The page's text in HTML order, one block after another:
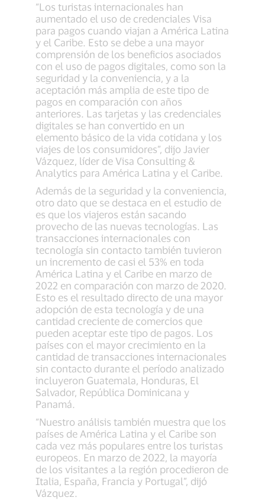
“Los turistas internacionales han
aumentado el uso de credenciales Visa
para pagos cuando viajan a América Latina
y el Caribe. Esto se debe a una mayor
comprensión de los beneficios asociados
con el uso de pagos digitales, como son la
seguridad y la conveniencia, y a la
aceptación más amplia de este tipo de
pagos en comparación con años
anteriores. Las tarjetas y las credenciales
digitales se han convertido en un
elemento básico de la vida cotidana y los
viajes de los consumidores”, dijo Javier
Vázquez, líder de Visa Consulting &
Analytics para América Latina y el Caribe.
Además de la seguridad y la conveniencia,
otro dato que se destaca en el estudio de
es que los viajeros están sacando
provecho de las nuevas tecnologías. Las
transacciones internacionales con
tecnología sin contacto también tuvieron
un incremento de casi el 53% en toda
América Latina y el Caribe en marzo de
2022 en comparación con marzo de 2020.
Esto es el resultado directo de una mayor
adopción de esta tecnología y de una
cantidad creciente de comercios que
pueden aceptar este tipo de pagos. Los
países con el mayor crecimiento en la
cantidad de transacciones internacionales
sin contacto durante el período analizado
incluyeron Guatemala, Honduras, El
Salvador, República Dominicana y
Panamá.
“Nuestro análisis también muestra que los
países de América Latina y el Caribe son
cada vez más populares entre los turistas
europeos. En marzo de 2022, la mayoría
de los visitantes a la región procedieron de
Italia, España, Francia y Portugal”, dijó
Vázquez.